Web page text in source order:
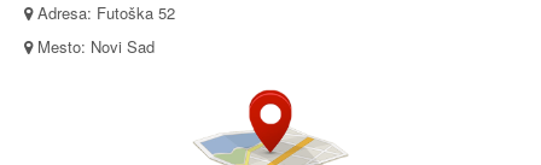
Adresa: Futoška 52
Mesto: Novi Sad